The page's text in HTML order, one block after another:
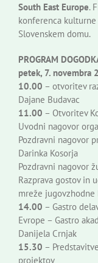
Koristne
South East Europe.
konferenca
Slovenskem domu.
PROGRAM
petek, 7. novembra
10.00 – otvoritev
Dajane Budavac
11.00 – Otvoritev
Uvodni nagovor
Pozdravni nagovor
Darinka Kosorja
Pozdravni nagovor
Razprava gostov in
mreže jugovzhodne
14.00 – Gastro
Evrope – Gastro
Danijela Crnjak
15.30 –
projektov